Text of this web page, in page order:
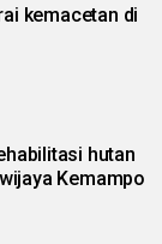
kemacetan di
hutan
Kemampo